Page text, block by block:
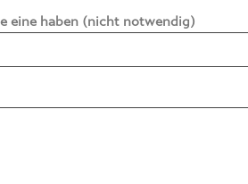
eine haben (nicht notwendig)